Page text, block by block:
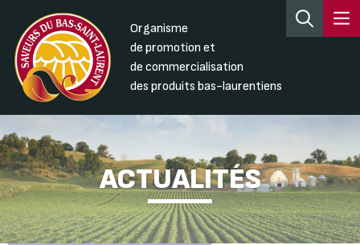
Organisme
de promotion et
de commercialisation
des produits bas-laurentiens
ACTUALITÉS